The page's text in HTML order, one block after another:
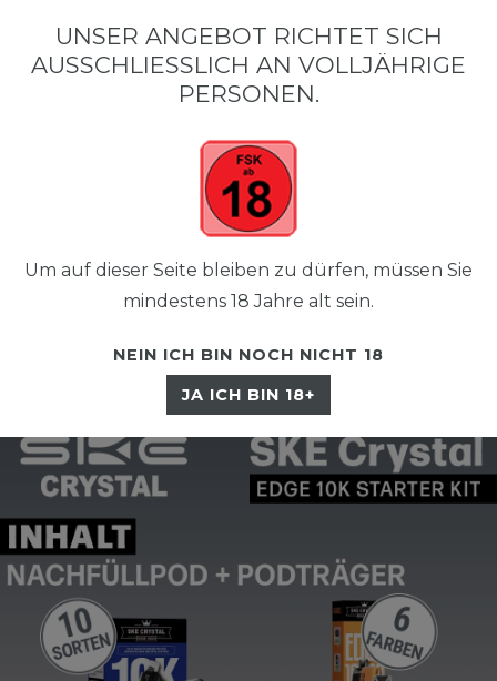
UNSER ANGEBOT RICHTET SICH
AUSSCHLIESSLICH AN VOLLJÄHRIGE P
ERSONEN.
Um auf dieser Seite bleiben zu dürfen, müssen Sie
mindestens 18 Jahre alt sein.
NEIN ICH BIN NOCH NICHT 18
JA ICH BIN 18+